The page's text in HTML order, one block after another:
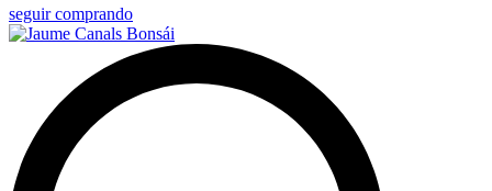
seguir comprando